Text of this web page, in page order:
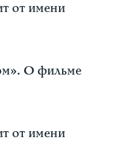
от имени
О фильме
от имени